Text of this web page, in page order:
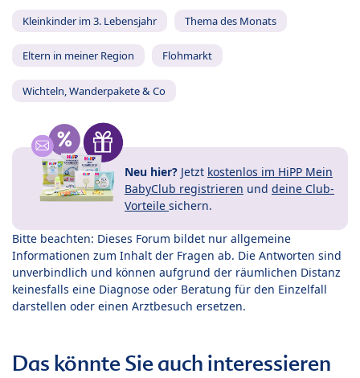
Kleinkinder im 3. Lebensjahr Thema des Monats
Eltern in meiner Region Flohmarkt
Wichteln, Wanderpakete & Co
Neu hier? Jetzt kostenlos im HiPP Mein
BabyClub registrieren und deine Club-
Vorteile sichern.
Bitte beachten: Dieses Forum bildet nur allgemeine
Informationen zum Inhalt der Fragen ab. Die Antworten sind
unverbindlich und können aufgrund der räumlichen Distanz
keinesfalls eine Diagnose oder Beratung für den Einzelfall
darstellen oder einen Arztbesuch ersetzen.
Das könnte Sie auch interessieren